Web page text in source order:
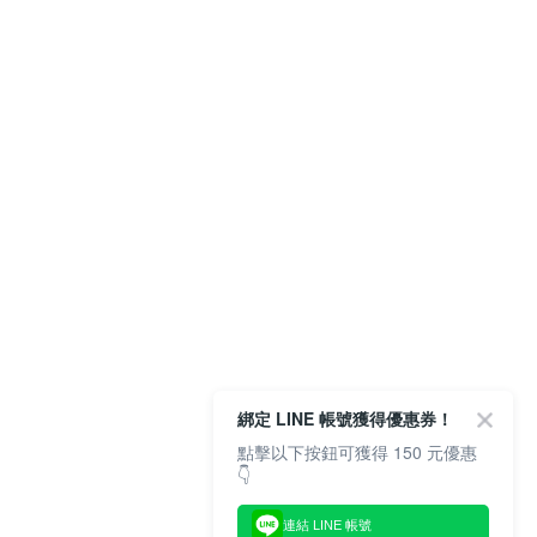
綁定 LINE 帳號獲得優惠券！
點擊以下按鈕可獲得 150 元優惠
👇
連結 LINE 帳號